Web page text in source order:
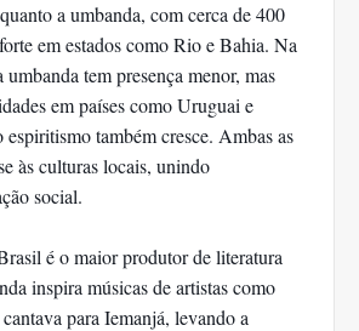
a umbanda, com cerca de 400
em estados como Rio e Bahia. Na
tem presença menor, mas
em países como Uruguai e
também cresce. Ambas as
às culturas locais, unindo
social.
é o maior produtor de literatura
inspira músicas de artistas como
para Iemanjá, levando a